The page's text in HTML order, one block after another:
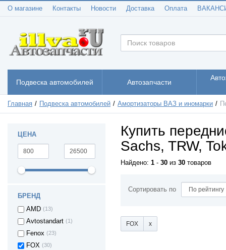
О магазине Контакты Новости Доставка Оплата
Подвеска автомобилей Автозапчасти
Главная Подвеска автомобилей Амортизаторы ВАЗ и иномарки
ЦЕНА
БРЕНД
AMD (13)
Avtostandart (1)
Fenox (23)
FOX (30)
Купить
Sachs, TRW,
Найдено: 1 - 30 из 30 товаров
Сортировать по
FOX